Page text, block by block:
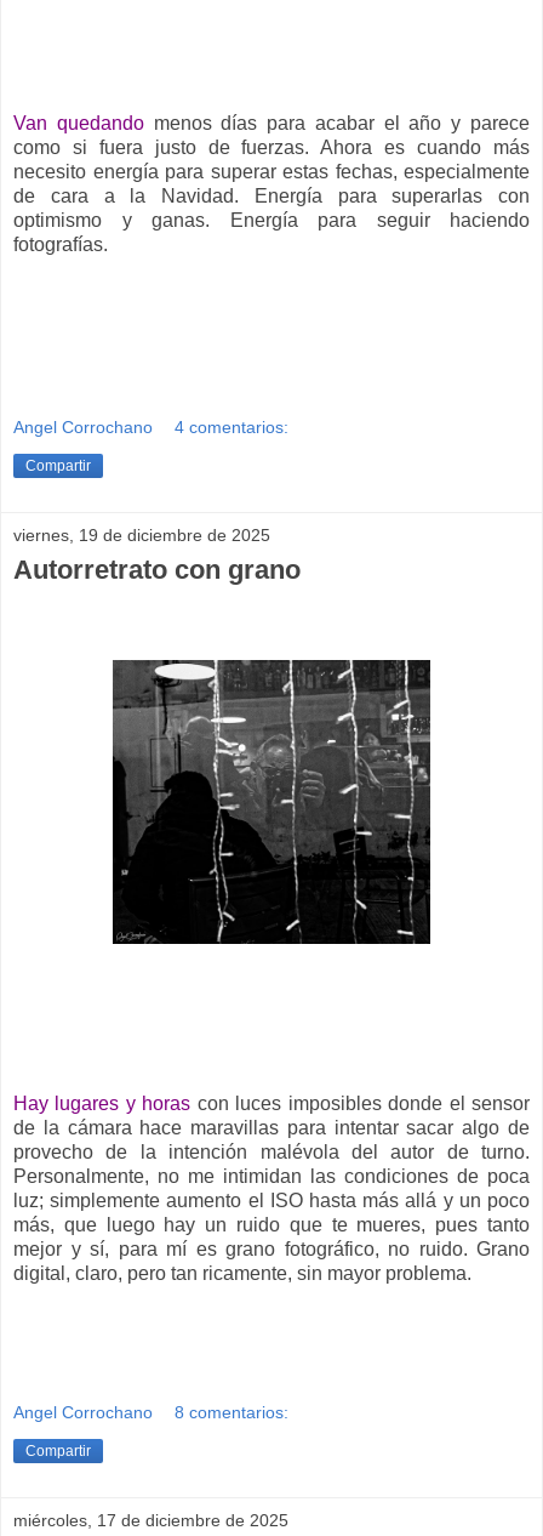
Van quedando menos días para acabar el año y parece
como si fuera justo de fuerzas. Ahora es cuando más
necesito energía para superar estas fechas, especialmente
de cara a la Navidad. Energía para superarlas con
optimismo y ganas. Energía para seguir haciendo
fotografías.
Angel Corrochano 4 comentarios:
Compartir
viernes, 19 de diciembre de 2025
Autorretrato con grano
Hay lugares y horas con luces imposibles donde el sensor
de la cámara hace maravillas para intentar sacar algo de
provecho de la intención malévola del autor de turno.
Personalmente, no me intimidan las condiciones de poca
luz; simplemente aumento el ISO hasta más allá y un poco
más, que luego hay un ruido que te mueres, pues tanto
mejor y sí, para mí es grano fotográfico, no ruido. Grano
digital, claro, pero tan ricamente, sin mayor problema.
Angel Corrochano 8 comentarios:
Compartir
miércoles, 17 de diciembre de 2025